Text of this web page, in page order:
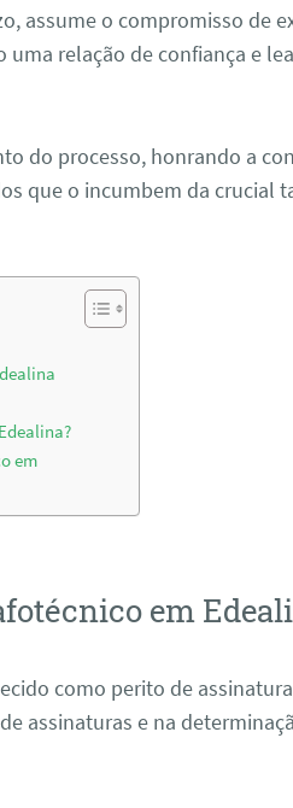
assume o compromisso de
relação de confiança e
do processo, honrando a
que o incumbem da crucial
em
em
como perito de
assinaturas e na